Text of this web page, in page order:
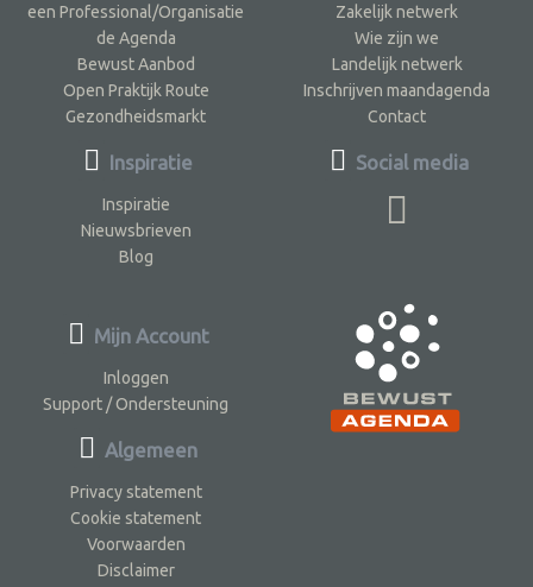
een Professional/Organisatie
de Agenda
Bewust Aanbod
Open Praktijk Route
Gezondheidsmarkt
Inspiratie
Inspiratie
Nieuwsbrieven
Blog
Zakelijk netwerk
Wie zijn we
Landelijk netwerk
Inschrijven maandagenda
Contact
Social media
Mijn Account
Inloggen
Support / Ondersteuning
Algemeen
Privacy statement
Cookie statement
Voorwaarden
Disclaimer